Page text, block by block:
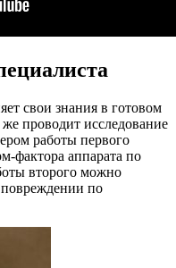
свои знания в готовом
проводит исследование
работы первого
фактора аппарата по
второго можно
повреждении по